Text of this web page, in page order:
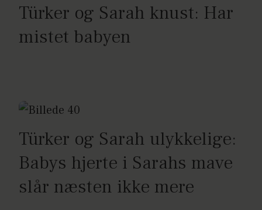
Türker og Sarah knust: Har
mistet babyen
Türker og Sarah ulykkelige:
Babys hjerte i Sarahs mave
slår næsten ikke mere